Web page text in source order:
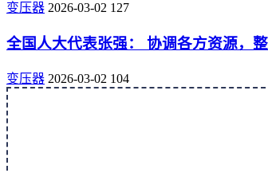
变压器 2026-03-02 127
全国人大代表张强： 协调各方资源，
变压器 2026-03-02 104